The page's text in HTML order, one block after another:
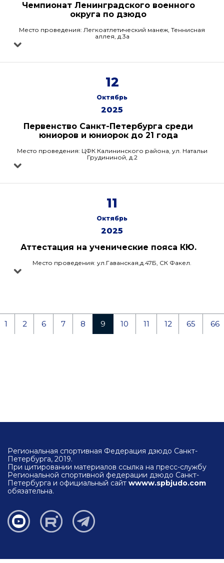
Чемпионат Ленинградского военного
округа по дзюдо
Место проведения: Легкоатлетический манеж, Теннисная
аллея, д.3а
12
Октябрь
2025
Первенство Санкт-Петербурга среди
юниоров и юниорок до 21 года
Место проведения: ЦФК Калининского района, ул. Натальи
Грудининой, д.2
11
Октябрь
2025
Аттестация на ученические пояса КЮ.
Место проведения: ул.Гаванская,д.47Б, СК Факел.
1 2 6 7 8 9 10 11 12 65 66
Региональная спортивная Федерация дзюдо Санкт-
Петербурга, 2019.
При цитировании материалов ссылка на пресс-службу
Региональной спортивной федерации дзюдо Санкт-
Петербурга и официальный сайт wwww.spbjudo.com
обязательна.